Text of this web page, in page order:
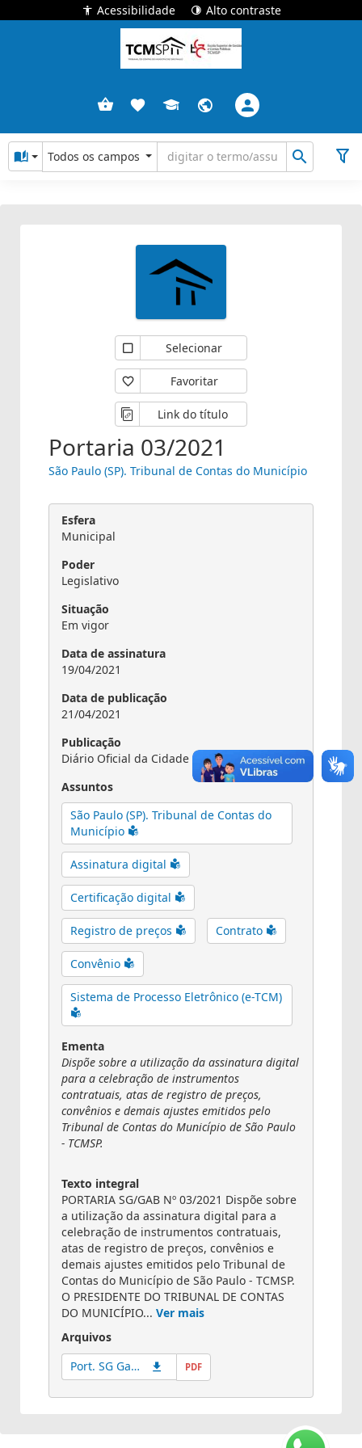
Acessibilidade Alto contraste
Todos os campos
Selecionar
Favoritar
Link do título
Portaria 03/2021
São Paulo (SP). Tribunal de Contas do Município
Esfera
Municipal
Poder
Legislativo
Situação
Em vigor
Data de assinatura
19/04/2021
Data de publicação
21/04/2021
Publicação
Diário Oficial da Cidade de São Paulo
Assuntos
São Paulo (SP). Tribunal de Contas do
Município
Assinatura digital
Certificação digital
Registro de preços Contrato
Convênio
Sistema de Processo Eletrônico (e-TCM)
Ementa
Dispõe sobre a utilização da assinatura digital
para a celebração de instrumentos
contratuais, atas de registro de preços,
convênios e demais ajustes emitidos pelo
Tribunal de Contas do Município de São Paulo
- TCMSP.
Texto integral
PORTARIA SG/GAB Nº 03/2021 Dispõe sobre
a utilização da assinatura digital para a
celebração de instrumentos contratuais,
atas de registro de preços, convênios e
demais ajustes emitidos pelo Tribunal de
Contas do Município de São Paulo - TCMSP.
O PRESIDENTE DO TRIBUNAL DE CONTAS
DO MUNICÍPIO... Ver mais
Arquivos
Port. SG Gab 03.21
PDF